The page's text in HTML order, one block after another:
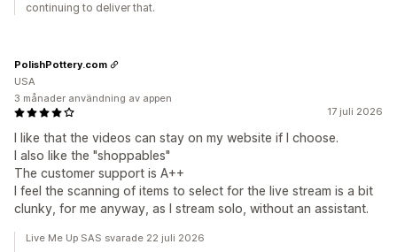
continuing to deliver that.
17 juli 2026
I like that the videos can stay on my website if I choose.
I also like the "shoppables"
The customer support is A++
I feel the scanning of items to select for the live stream is a bit
clunky, for me anyway, as I stream solo, without an assistant.
PolishPottery.com
USA
3 månader användning av appen
Live Me Up SAS svarade 22 juli 2026